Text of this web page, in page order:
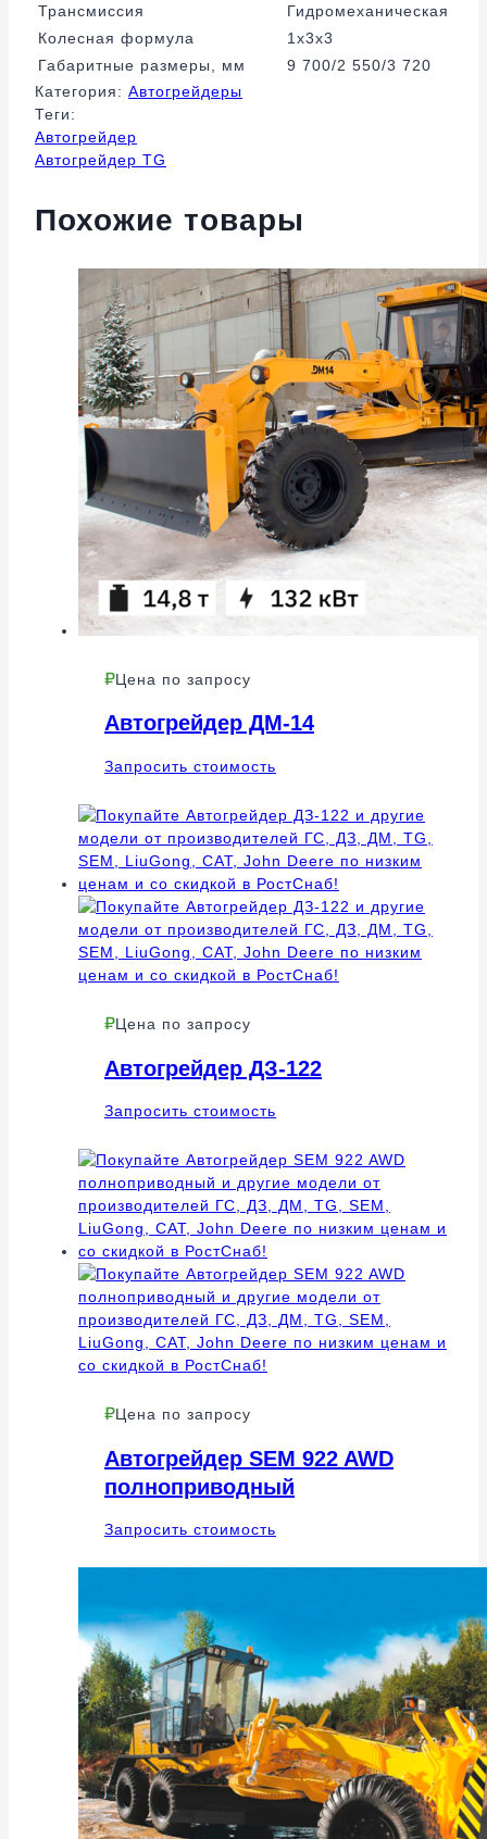
Трансмиссия
Гидромеханическая
Колесная формула
1х3х3
Габаритные размеры, мм
9 700/2 550/3 720
Категория: Автогрейдеры
Теги:
Автогрейдер
Автогрейдер TG
Похожие товары
Цена по запросу
Автогрейдер ДМ-14
Запросить стоимость
Цена по запросу
Автогрейдер ДЗ-122
Запросить стоимость
Цена по запросу
Автогрейдер SEM 922 AWD
полноприводный
Запросить стоимость